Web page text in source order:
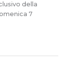
della
7